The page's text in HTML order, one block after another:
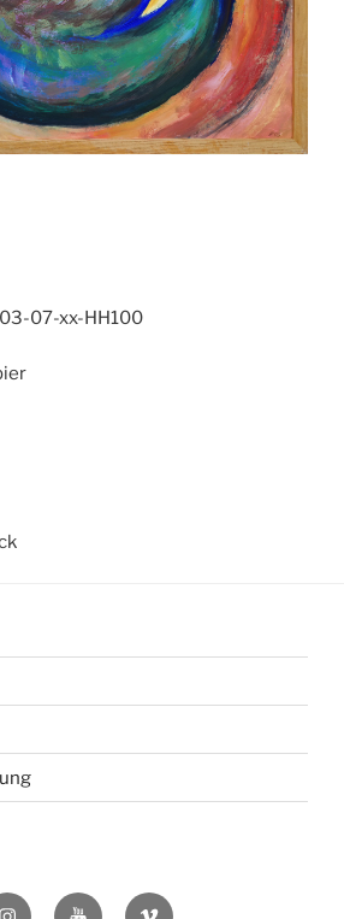
07-xx-HH100
InstagramYou Vimeo